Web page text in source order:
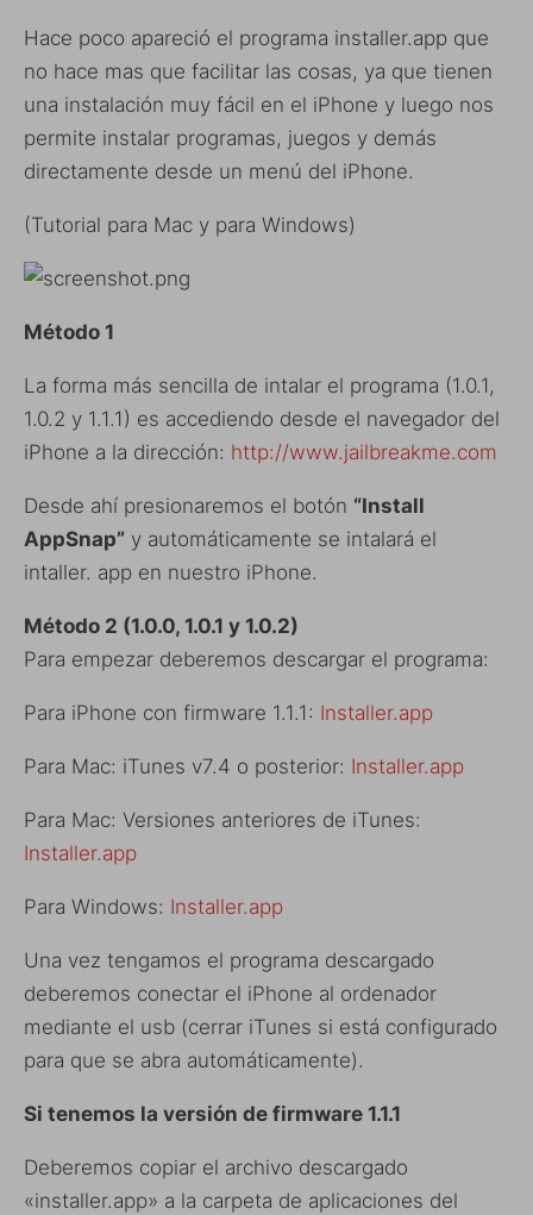
Hace poco apareció el programa installer.app que
no hace mas que facilitar las cosas, ya que tienen
una instalación muy fácil en el iPhone y luego nos
permite instalar programas, juegos y demás
directamente desde un menú del iPhone.
(Tutorial para Mac y para Windows)
Método 1
La forma más sencilla de intalar el programa (1.0.1,
1.0.2 y 1.1.1) es accediendo desde el navegador del
iPhone a la dirección: http://www.jailbreakme.com
Desde ahí presionaremos el botón “Install
AppSnap” y automáticamente se intalará el
intaller. app en nuestro iPhone.
Método 2 (1.0.0, 1.0.1 y 1.0.2)
Para empezar deberemos descargar el programa:
Para iPhone con firmware 1.1.1: Installer.app
Para Mac: iTunes v7.4 o posterior: Installer.app
Para Mac: Versiones anteriores de iTunes:
Installer.app
Para Windows: Installer.app
Una vez tengamos el programa descargado
deberemos conectar el iPhone al ordenador
mediante el usb (cerrar iTunes si está configurado
para que se abra automáticamente).
Si tenemos la versión de firmware 1.1.1
Deberemos copiar el archivo descargado
«installer.app» a la carpeta de aplicaciones del